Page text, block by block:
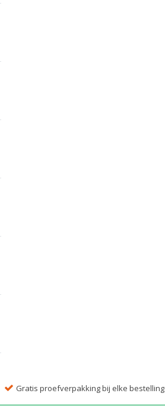
Gratis proefverpakking bij elke bestelling